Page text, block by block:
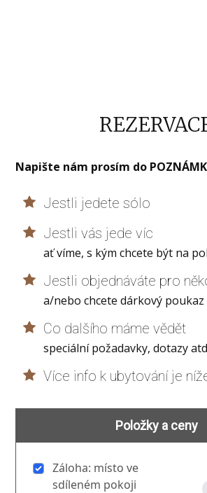
Napište nám prosím do
Jestli jedete sólo
Jestli vás jede víc
ať víme, s kým chcete být na
Jestli objednáváte pro
a/nebo chcete dárkový poukaz
Co dalšího máme vědět
speciální požadavky, dotazy
Více info k ubytování je
Položky a ceny
Záloha: místo ve
sdíleném pokoji